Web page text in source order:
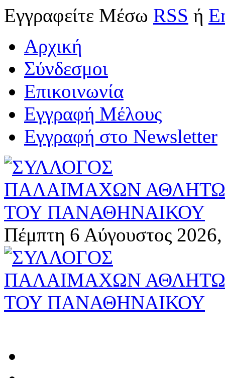
Εγγραφείτε Μέσω RSS ή
Αρχική
Σύνδεσμοι
Επικοινωνία
Εγγραφή Μέλους
Εγγραφή στο Newsletter
Πέμπτη 6 Αύγουστος